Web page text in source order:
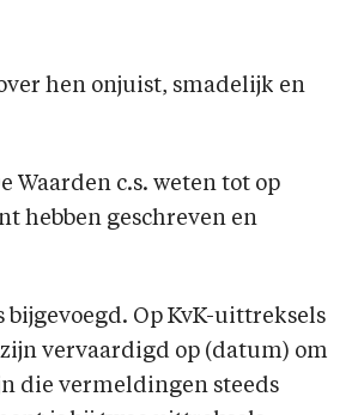
hen onjuist, smadelijk en
Waarden c.s. weten tot op
hebben geschreven en
Op KvK-uittreksels
vervaardigd op (datum) om
die vermeldingen steeds